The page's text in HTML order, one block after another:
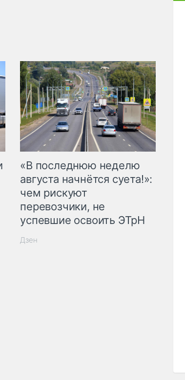
«В последнюю неделю
августа начнётся суета!»:
чем рискуют
перевозчики, не
успевшие освоить ЭТрН
Дзен